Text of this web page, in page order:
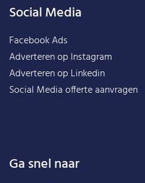
Social Media
Facebook Ads
Adverteren op Instagram
Adverteren op Linkedin
Social Media offerte aanvragen
Ga snel naar